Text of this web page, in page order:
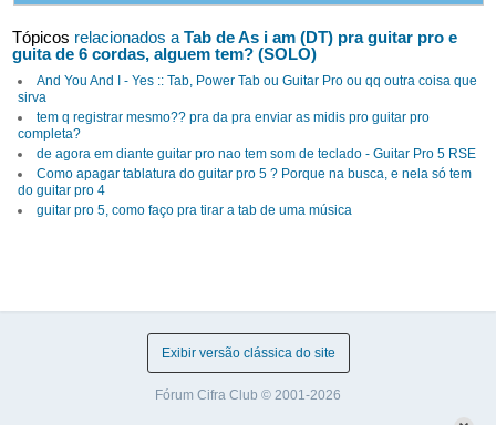
Tópicos relacionados aTab de As i am (DT) pra guitar pro e
guita de 6 cordas, alguem tem? (SOLO)
And You And I - Yes :: Tab, Power Tab ou Guitar Pro ou qq outra coisa que
sirva
tem q registrar mesmo?? pra da pra enviar as midis pro guitar pro
completa?
de agora em diante guitar pro nao tem som de teclado - Guitar Pro 5 RSE
Como apagar tablatura do guitar pro 5 ? Porque na busca, e nela só tem
do guitar pro 4
guitar pro 5, como faço pra tirar a tab de uma música
Exibir versão clássica do site
Fórum Cifra Club © 2001-2026